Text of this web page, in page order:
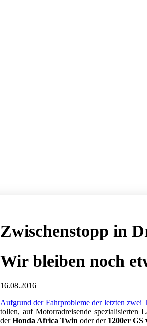
Zwischenstopp in
Wir bleiben noch
16.08.2016
Aufgrund der Fahrprobleme der letzten zwei
tollen, auf Motorradreisende spezialisierten
derHonda Africa Twin oder der 1200er